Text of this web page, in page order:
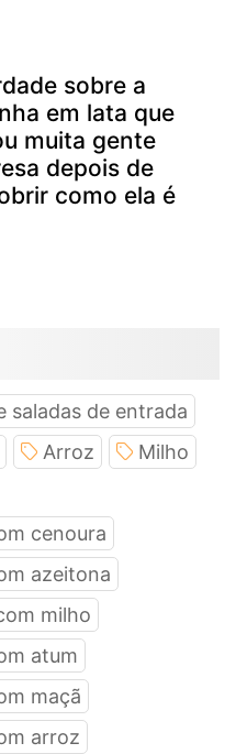
sobre a
em lata que
muita gente
depois de
como ela é
saladas de entrada
Arroz
Milho
cenoura
azeitona
milho
atum
maçã
arroz